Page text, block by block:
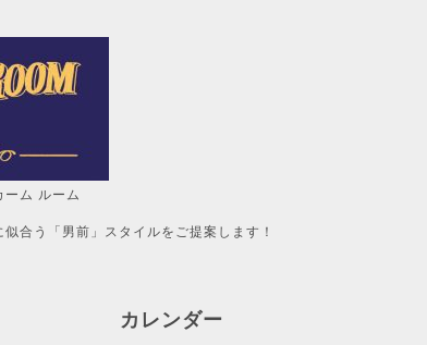
ーム
「男前」を造るメンズ
合う「男前」スタイルをご提案します！
カレンダー